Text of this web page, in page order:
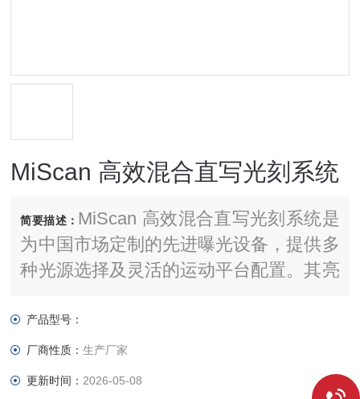
MiScan 高效混合直写光刻系统
简要描述： MiScan 高效混合直写光刻系统是
为中国市场定制的先进曝光设备，提供多
种光源选择及灵活的运动平台配置。其亮
密的套刻对准精度，并支持百级净化环境
下的曝光操作。该系列设备适用于需要高
精度加工的领域。
产品型号：
厂商性质：生产厂家
更新时间： 2026-05-08